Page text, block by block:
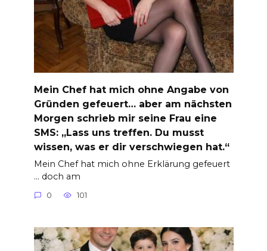
Mein Chef hat mich ohne Angabe von
Gründen gefeuert… aber am nächsten
Morgen schrieb mir seine Frau eine
SMS: „Lass uns treffen. Du musst
wissen, was er dir verschwiegen hat.“
Mein Chef hat mich ohne Erklärung gefeuert
… doch am
0 101